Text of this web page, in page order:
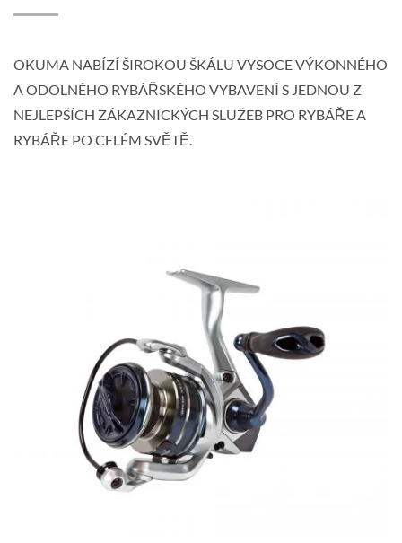
OKUMA NABÍZÍ ŠIROKOU ŠKÁLU VYSOCE VÝKONNÉHO
A ODOLNÉHO RYBÁŘSKÉHO VYBAVENÍ S JEDNOU Z
NEJLEPŠÍCH ZÁKAZNICKÝCH SLUŽEB PRO RYBÁŘE A
RYBÁŘE PO CELÉM SVĚTĚ.